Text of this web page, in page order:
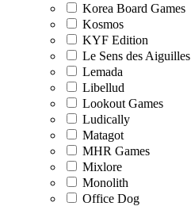
Korea Board Games
Kosmos
KYF Edition
Le Sens des Aiguilles
Lemada
Libellud
Lookout Games
Ludically
Matagot
MHR Games
Mixlore
Monolith
Office Dog